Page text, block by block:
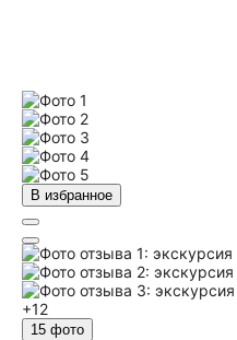
В избранное
+12
15 фото